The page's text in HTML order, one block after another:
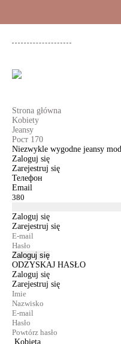
Strona główna
Kobiety
Jeansy
Рост 170
Niezwykle wygodne jeansy
Zaloguj się
Zarejestruj się
Телефон
Email
Zaloguj się
Zarejestruj się
Zaloguj się
ODZYSKAJ HASŁO
Zaloguj się
Zarejestruj się
Kobieta